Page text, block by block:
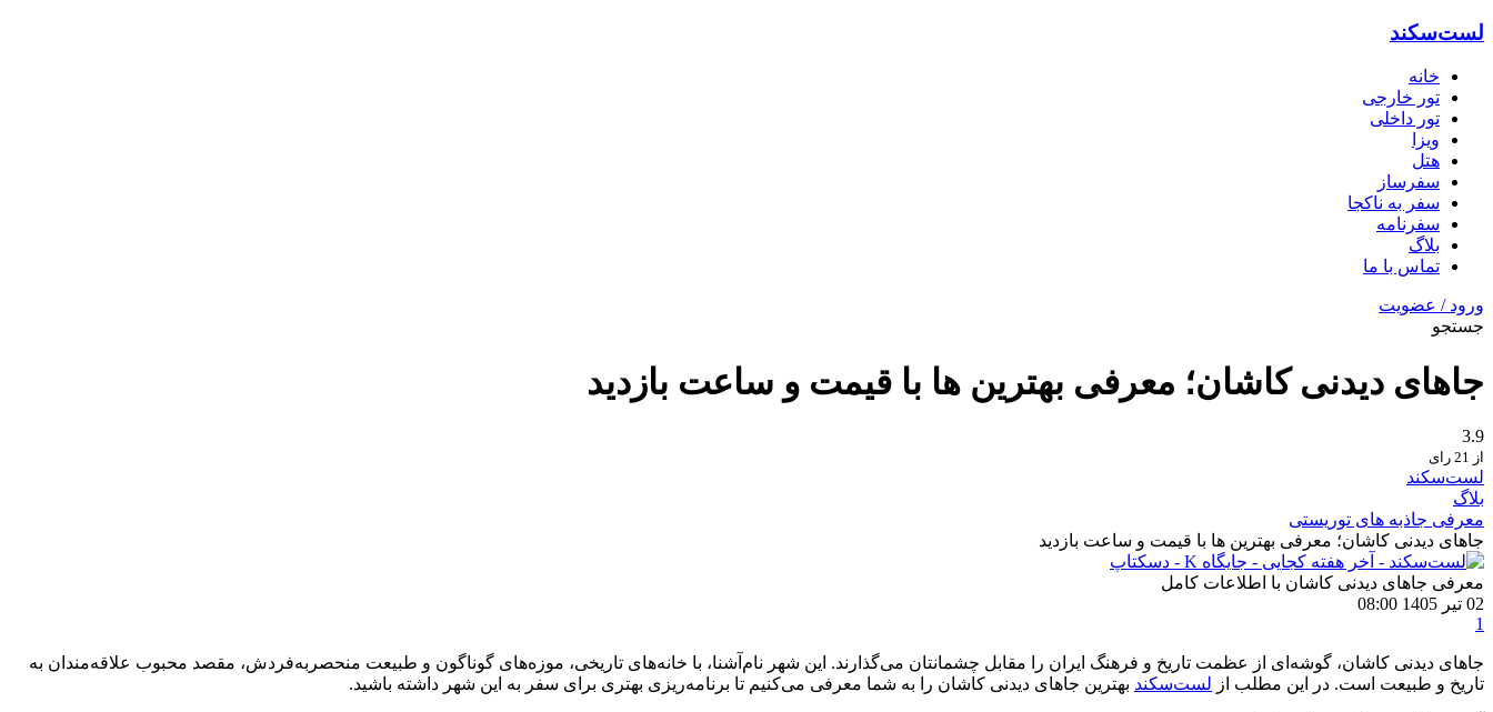
لست‌سکند
خانه
تور خارجی
تور داخلی
ویزا
هتل‌
سفرساز
سفر به ناکجا
سفرنامه
بلاگ
تماس با ما
ورود / عضویت
جستجو
جاهای دیدنی کاشان؛ معرفی بهترین‌ ‌ها با قیمت و ساعت بازدید
3.9
از 21 رای
لست‌سکند
بلاگ
معرفی جاذبه های توریستی
جاهای دیدنی کاشان؛ معرفی بهترین‌ ‌ها با قیمت و ساعت بازدید
معرفی جاهای دیدنی کاشان با اطلاعات کامل
02 تیر 1405 08:00
1
جاهای دیدنی کاشان، گوشه‌ای از عظمت تاریخ و فرهنگ ایران را مقابل چشمانتان می‌گذارند. این شهر نام‌آشنا، با خانه‌های تاریخی، موزه‌های گوناگون و طبیعت منحصربه‌فردش، مقصد محبوب علاقه‌مندان به
تاریخ‌ و طبیعت است. در این مطلب از لست‌سکند بهترین جاهای دیدنی کاشان را به شما معرفی می‌کنیم تا برنامه‌ریزی بهتری برای سفر به این شهر داشته باشید.